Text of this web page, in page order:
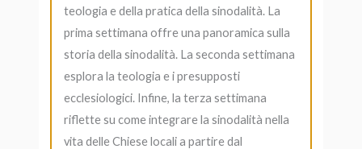
teologia e della pratica della sinodalità. La
prima settimana offre una panoramica sulla
storia della sinodalità. La seconda settimana
esplora la teologia e i presupposti
ecclesiologici. Infine, la terza settimana
riflette su come integrare la sinodalità nella
vita delle Chiese locali a partire dal